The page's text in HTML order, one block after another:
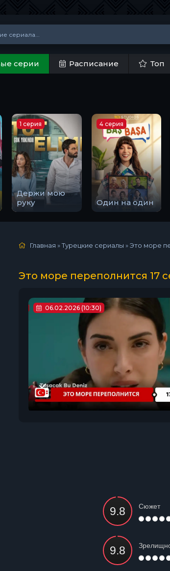
серии Расписание Топ
Держи мою
руку
1 серия
Один на один
4 серия
Главная »Турецкие сериалы »Это море
Это море переполнится 17
06.02.2026 (10:30)
Сюжет